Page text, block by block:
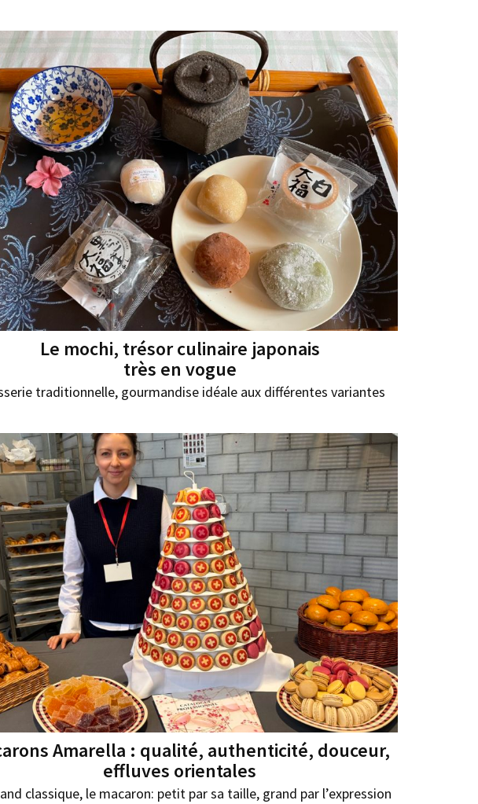
Le mochi, trésor culinaire japonais
très en vogue
traditionnelle, gourmandise idéale aux différentes variantes
Amarella : qualité, authenticité, douceur,
effluves orientales
classique, le macaron: petit par sa taille, grand par l’expression